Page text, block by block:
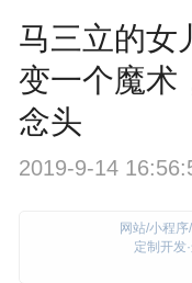
马三立的女
变一个魔术
念头
2019-9-14
网站/小程
定制开发